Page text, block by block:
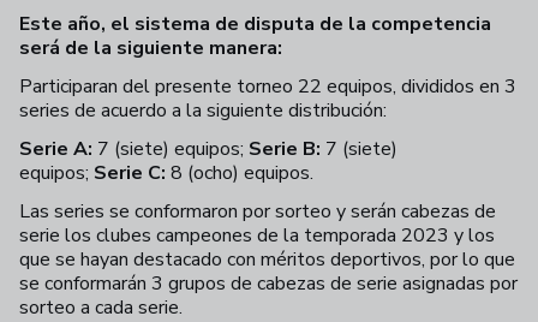
Este año, el sistema de disputa de la competencia
será de la siguiente manera:
Participaran del presente torneo 22 equipos, divididos en 3
series de acuerdo a la siguiente distribución:
Serie A: 7 (siete) equipos; Serie B: 7 (siete)
equipos; Serie C: 8 (ocho) equipos.
Las series se conformaron por sorteo y serán cabezas de
serie los clubes campeones de la temporada 2023 y los
que se hayan destacado con méritos deportivos, por lo que
se conformarán 3 grupos de cabezas de serie asignadas por
sorteo a cada serie.